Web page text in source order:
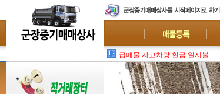
급매물 사고차량 현금 일시불 매